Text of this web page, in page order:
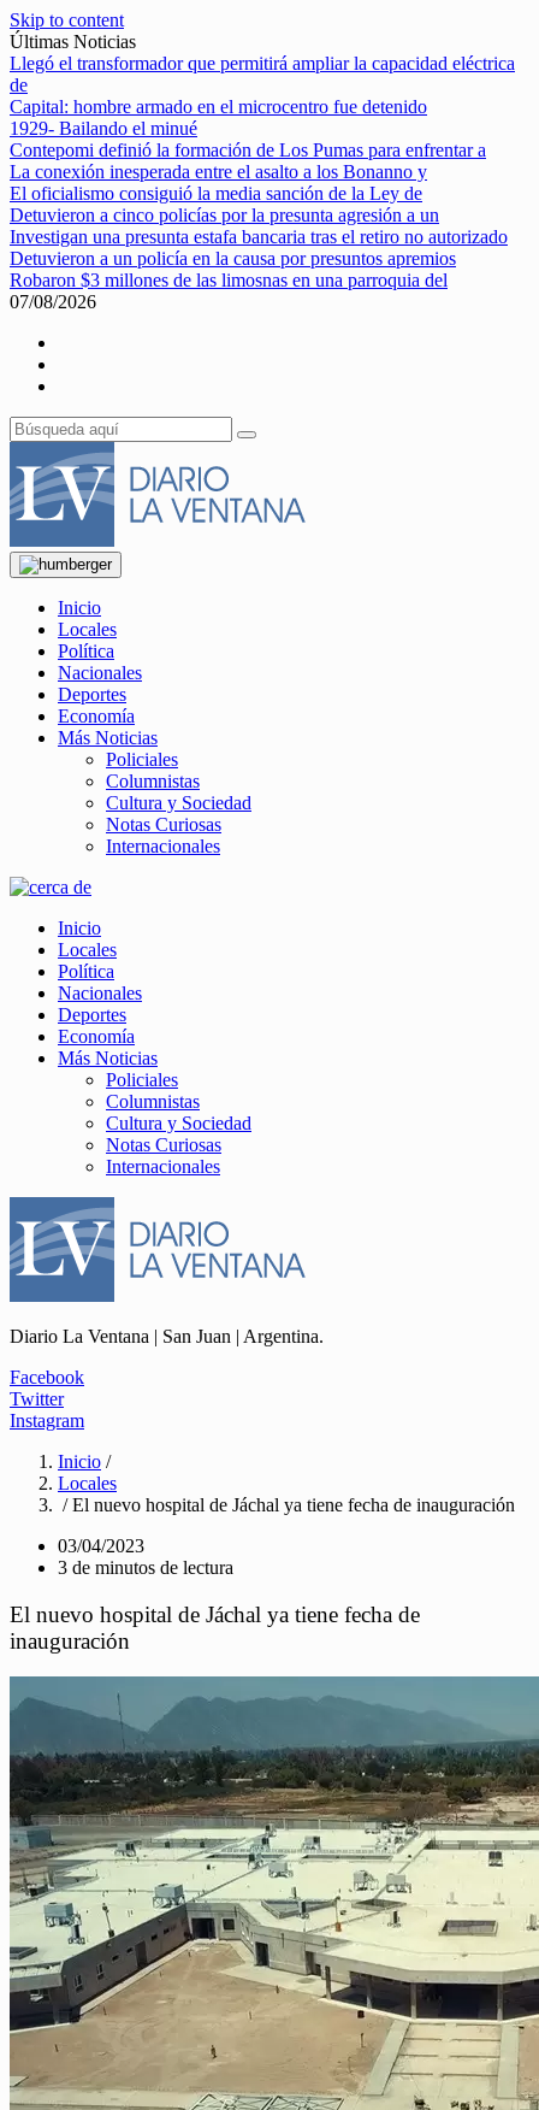
Skip to content
Últimas Noticias
Llegó el transformador que permitirá ampliar la capacidad eléctrica
de
Capital: hombre armado en el microcentro fue detenido
1929- Bailando el minué
Contepomi definió la formación de Los Pumas para enfrentar a
La conexión inesperada entre el asalto a los Bonanno y
El oficialismo consiguió la media sanción de la Ley de
Detuvieron a cinco policías por la presunta agresión a un
Investigan una presunta estafa bancaria tras el retiro no autorizado
Detuvieron a un policía en la causa por presuntos apremios
Robaron $3 millones de las limosnas en una parroquia del
07/08/2026
Inicio
Locales
Política
Nacionales
Deportes
Economía
Más Noticias
Policiales
Columnistas
Cultura y Sociedad
Notas Curiosas
Internacionales
Inicio
Locales
Política
Nacionales
Deportes
Economía
Más Noticias
Policiales
Columnistas
Cultura y Sociedad
Notas Curiosas
Internacionales
Diario La Ventana | San Juan | Argentina.
Facebook
Twitter
Instagram
Inicio /
Locales
/ El nuevo hospital de Jáchal ya tiene fecha de inauguración
03/04/2023
3 de minutos de lectura
El nuevo hospital de Jáchal ya tiene fecha de
inauguración